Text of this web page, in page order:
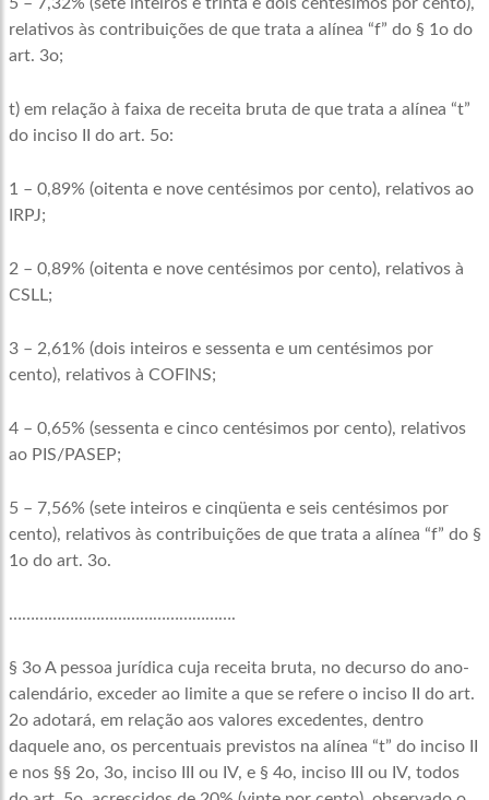
relativos às contribuições de que trata a alínea “f” do § 1o do
art. 3o;
t) em relação à faixa de receita bruta de que trata a alínea “t”
do inciso II do art. 5o:
1 – 0,89% (oitenta e nove centésimos por cento), relativos ao
IRPJ;
2 – 0,89% (oitenta e nove centésimos por cento), relativos à
CSLL;
3 – 2,61% (dois inteiros e sessenta e um centésimos por
cento), relativos à COFINS;
4 – 0,65% (sessenta e cinco centésimos por cento), relativos
ao PIS/PASEP;
5 – 7,56% (sete inteiros e cinqüenta e seis centésimos por
cento), relativos às contribuições de que trata a alínea “f” do §
1o do art. 3o.
…………………………………………….
§ 3o A pessoa jurídica cuja receita bruta, no decurso do ano-
calendário, exceder ao limite a que se refere o inciso II do art.
2o adotará, em relação aos valores excedentes, dentro
daquele ano, os percentuais previstos na alínea “t” do inciso II
e nos §§ 2o, 3o, inciso III ou IV, e § 4o, inciso III ou IV, todos